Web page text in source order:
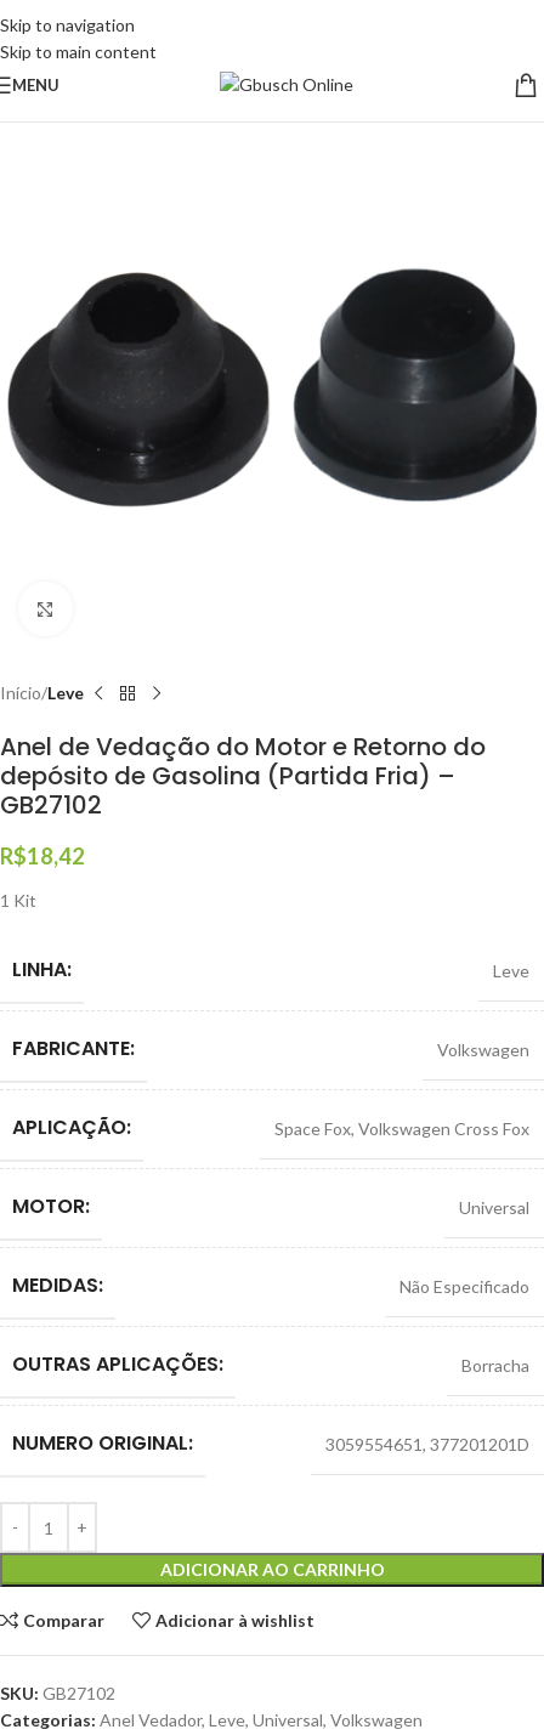
Skip to navigation
Skip to main content
MENU
Início Leve
Anel de Vedação do Motor e Retorno do
depósito de Gasolina (Partida Fria) –
GB27102
R$18,42
1 Kit
LINHA: Leve
FABRICANTE: Volkswagen
APLICAÇÃO: Space Fox, Volkswagen Cross Fox
MOTOR: Universal
MEDIDAS: Não Especificado
OUTRAS APLICAÇÕES: Borracha
NUMERO ORIGINAL: 3059554651, 377201201D
ADICIONAR AO CARRINHO
Comparar Adicionar à wishlist
SKU: GB27102
Categorias: Anel Vedador, Leve, Universal, Volkswagen